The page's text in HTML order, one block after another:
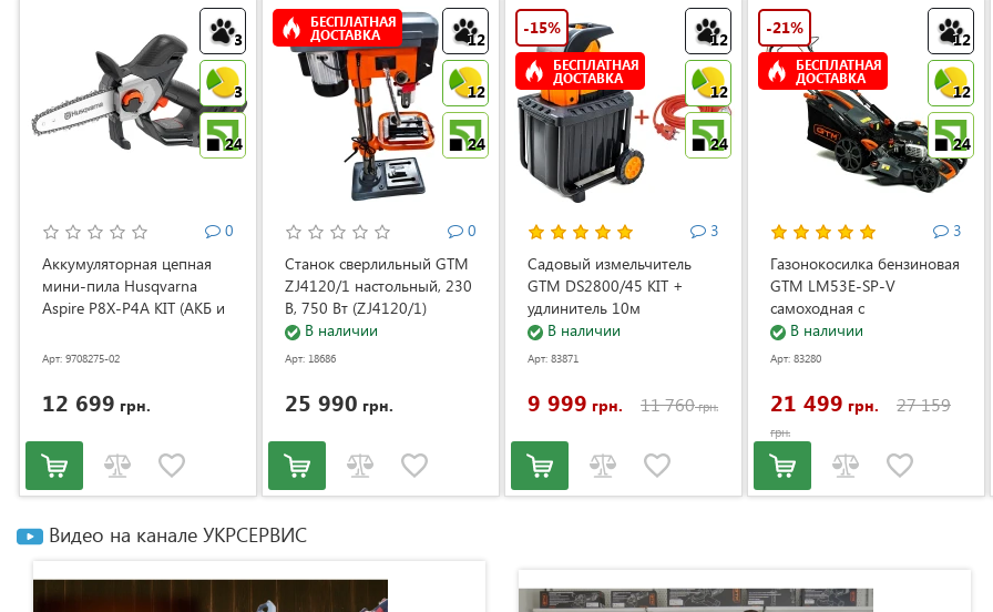
3
3
24
0
Аккумуляторная цепная
мини-пила Husqvarna
Aspire P8X-P4A KIT (АКБ и
Арт: 9708275-02
12 699 грн.
12
12
24
БЕСПЛАТНАЯ
ДОСТАВКА
0
Станок сверлильный GTM
ZJ4120/1 настольный, 230
В, 750 Вт (ZJ4120/1)
В наличии
Арт: 18686
25 990 грн.
12
12
24
-15%
БЕСПЛАТНАЯ
ДОСТАВКА
3
Садовый измельчитель
GTM DS2800/45 KIT +
удлинитель 10м
(DS2800/45_KIT+ext.cord)
В наличии
Арт: 83871
9 999 грн. 11 760грн.
12
12
24
-21%
БЕСПЛАТНАЯ
ДОСТАВКА
3
Газонокосилка бензиновая
GTM LM53E-SP-V
самоходная с
электростартером и
регулировкой скорости
В наличии
Арт: 83280
21 499 грн. 27 159
грн.
Видео на канале УКРСЕРВИС